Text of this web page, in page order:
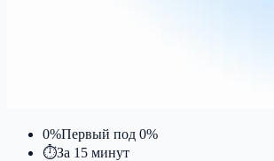
0%Первый под 0%
⏱За 15 минут